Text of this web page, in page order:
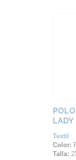
LADY
Textil
Color:
Talla: